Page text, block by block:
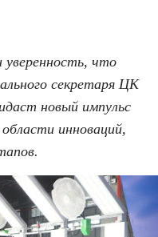
ВО
уверенность, что
секретаря ЦК
новый импульс
инноваций,